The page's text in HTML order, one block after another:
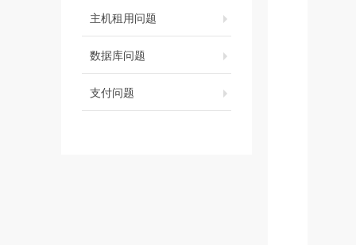
主机租用问题
数据库问题
支付问题